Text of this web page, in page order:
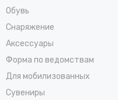
Обувь
Снаряжение
Аксессуары
Форма по ведомствам
Для мобилизованных
Сувениры